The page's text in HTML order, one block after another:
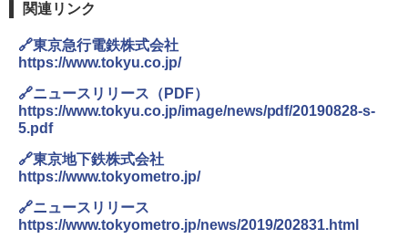
ENDLESS BASE 《めざましテレビで紹介》
テント ワンタッチ RENEW 幅200 2-3人用 43
500002(88859)
￥5,999
[キャンパーズコレクション 山善] 傘みたいに
広げるだけ パッとサッとテント ブラックコ
ーティング フルクローズ メッシュ 3-4人用
簡単設置 ポップアップテント エクルベージ
ュ(BC仕様) PATC-150B(EB)
BUNDOK(バンドック)ソロ ドーム 1 EX BDK
-08EX カーキ ソロキャンプ ポリエステル フ
レーム ドーム型 テント
￥-
DEWEL パラソル 大型 ビーチ アウトドアパ
ラソル ガーデン サイトシート付 折りたたみ
防水 UVカット 4段階高さ調整 軽量 収納袋付
き
関連リンク
🔗東京急行電鉄株式会社
https://www.tokyu.co.jp/
🔗ニュースリリース（PDF）
https://www.tokyu.co.jp/image/news/pdf/20190828-s-
5.pdf
🔗東京地下鉄株式会社
https://www.tokyometro.jp/
🔗ニュースリリース
https://www.tokyometro.jp/news/2019/202831.html